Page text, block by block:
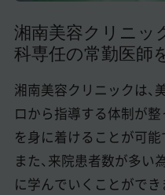
医師採用ご担当者様・そ
湘南美容クリニッ
科専任の常勤医師
湘南美容クリニックは、
ロから指導する体制が整
を身に着けることが可能
また、来院患者数が多い
に学んでいくことができ